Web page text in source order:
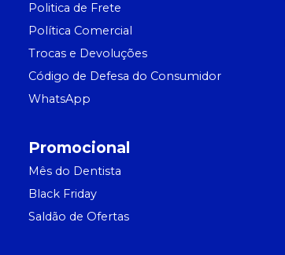
Politica de Frete
Política Comercial
Trocas e Devoluções
Código de Defesa do Consumidor
WhatsApp
Promocional
Mês do Dentista
Black Friday
Saldão de Ofertas